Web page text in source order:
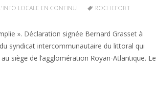
LOCALE EN CONTINU ROCHEFORT
». Déclaration signée Bernard Grasset à
syndicat intercommunautaire du littoral qui
siège de l’agglomération Royan-Atlantique. Le